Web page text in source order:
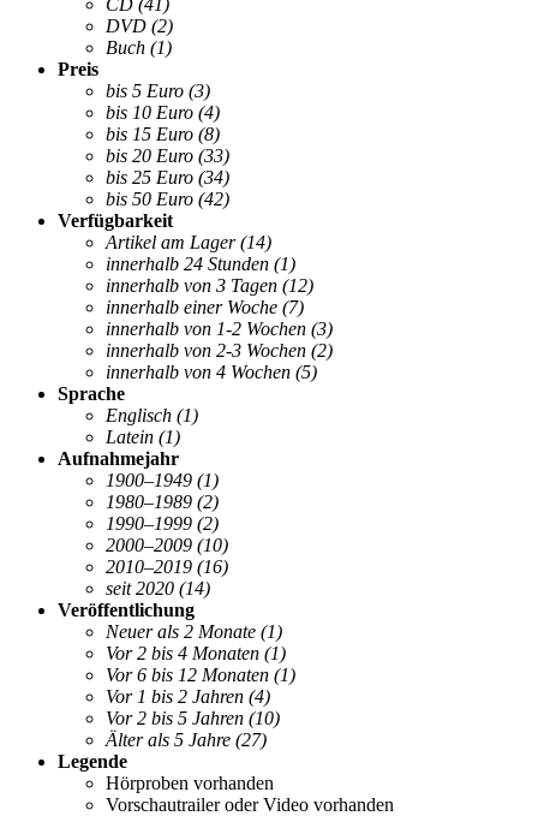
DVD (2)
Buch (1)
Preis
bis 5 Euro (3)
bis 10 Euro (4)
bis 15 Euro (8)
bis 20 Euro (33)
bis 25 Euro (34)
bis 50 Euro (42)
Verfügbarkeit
Artikel am Lager (14)
innerhalb 24 Stunden (1)
innerhalb von 3 Tagen (12)
innerhalb einer Woche (7)
innerhalb von 1-2 Wochen (3)
innerhalb von 2-3 Wochen (2)
innerhalb von 4 Wochen (5)
Sprache
Englisch (1)
Latein (1)
Aufnahmejahr
1900–1949 (1)
1980–1989 (2)
1990–1999 (2)
2000–2009 (10)
2010–2019 (16)
seit 2020 (14)
Veröffentlichung
Neuer als 2 Monate (1)
Vor 2 bis 4 Monaten (1)
Vor 6 bis 12 Monaten (1)
Vor 1 bis 2 Jahren (4)
Vor 2 bis 5 Jahren (10)
Älter als 5 Jahre (27)
Legende
Hörproben vorhanden
Vorschautrailer oder Video vorhanden